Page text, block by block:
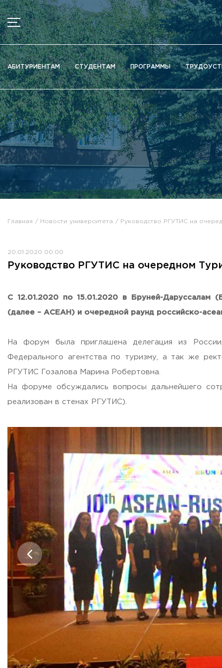
АБИТУРИЕНТАМ СТУДЕНТАМ ПРОГРАММЫ
МЕНЮ
Новости
Объявления
Документы
Сведения об образовательной организации
Официально о приёме
Научная деятельность
Высшие школы / Институты / Департаменты
Дополнительное образование
Федеральный ресурсный центр
Вакантные места для приема (перевода)
Жилищно-коммунальное хозяйство
Визово-регистрационное сопровождение иностранных
Партнерские проекты
Олимпиады
Бесплатная юридическая помощь
Филиал ФГБОУ ВО «РГУТИС» в г. Подольске
ЗАКАЗАТЬ ОБРАТНЫЙ ЗВОНОК
141221, Московская обл.,Городской округ Пушкинский, пгт.
ТЕЛЕФОНЫ
+7 (495) 940 83 00
+7 (495) 940 83 58 - Приемная комиссия
E-MAIL
info@rguts.ru
obrashenia@rguts.ru
priem@rguts.ru - Приемная комиссия
ГРАФИК И РЕЖИМ РАБОТЫ
пн-чт: с 09:00 до 18:00;
сб-вс: выходной
Главная Новости университета Руководство РГУТИС на
20.01.2020 00:00
Руководство РГУТИС на очередном
С 12.01.2020 по 15.01.2020 в Бруней-Даруссалам
(далее – АСЕАН) и очередной раунд российско-
На форум была приглашена делегация из
Федерального агентства по туризму, а так же
РГУТИС Гозалова Марина Робертовна.
На форуме обсуждались вопросы дальнейшего
реализован в стенах РГУТИС).